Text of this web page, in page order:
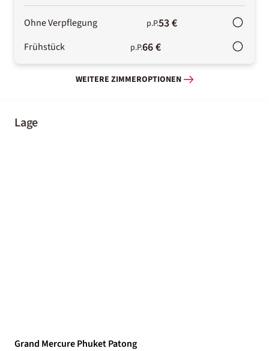
Ohne Verpflegung p.P.53 €
Frühstück p.P.66 €
WEITERE ZIMMEROPTIONEN
Lage
Grand Mercure Phuket Patong